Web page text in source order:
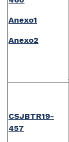
Anexo1
Anexo2
CSJBTR19-
457